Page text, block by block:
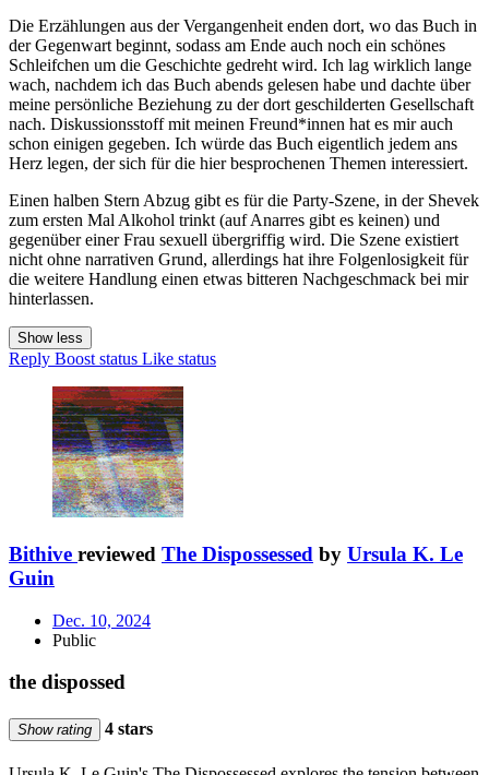
Die Erzählungen aus der Vergangenheit enden dort, wo das Buch in
der Gegenwart beginnt, sodass am Ende auch noch ein schönes
Schleifchen um die Geschichte gedreht wird. Ich lag wirklich lange
wach, nachdem ich das Buch abends gelesen habe und dachte über
meine persönliche Beziehung zu der dort geschilderten Gesellschaft
nach. Diskussionsstoff mit meinen Freund*innen hat es mir auch
schon einigen gegeben. Ich würde das Buch eigentlich jedem ans
Herz legen, der sich für die hier besprochenen Themen interessiert.
Einen halben Stern Abzug gibt es für die Party-Szene, in der Shevek
zum ersten Mal Alkohol trinkt (auf Anarres gibt es keinen) und
gegenüber einer Frau sexuell übergriffig wird. Die Szene existiert
nicht ohne narrativen Grund, allerdings hat ihre Folgenlosigkeit für
die weitere Handlung einen etwas bitteren Nachgeschmack bei mir
hinterlassen.
Show less
Reply Boost status Like status
Bithive reviewed The Dispossessed by Ursula K. Le
Guin
Dec. 10, 2024
Public
the dispossed
Show rating 4 stars